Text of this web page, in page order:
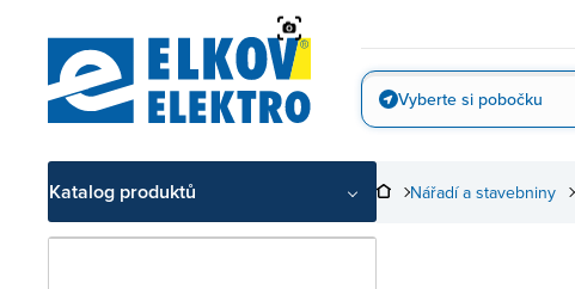
Vyberte si pobočku
Katalog produktů Nářadí a stavebniny